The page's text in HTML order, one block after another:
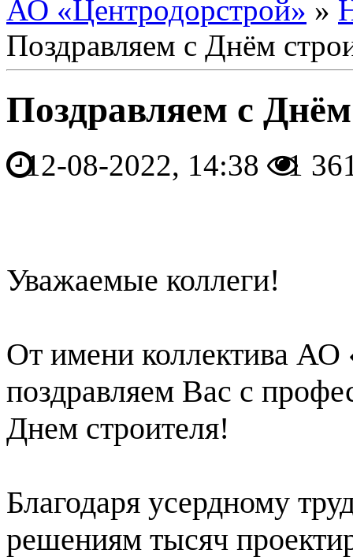
АО «Центродорстрой» »
Поздравляем с Днём
Поздравляем с
12-08-2022, 14:38 1
Уважаемые коллеги!
От имени коллектива АО
поздравляем Вас с
Днем строителя!
Благодаря усердному
решениям тысяч